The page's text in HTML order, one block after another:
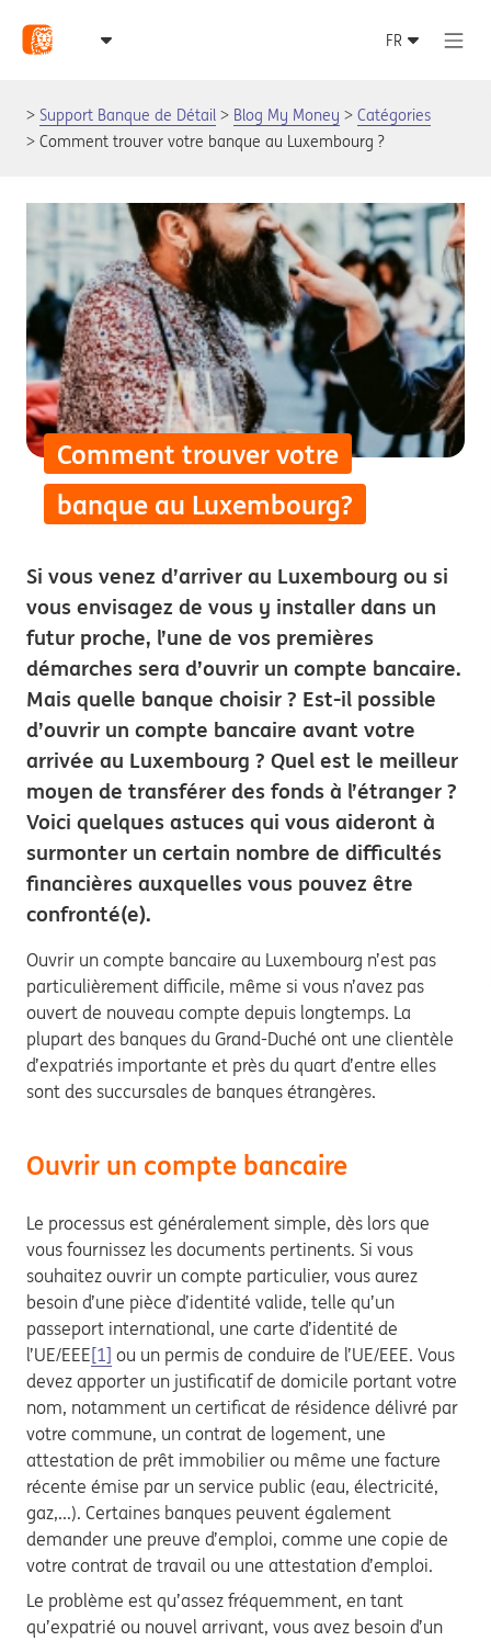
Support Banque de Détail Blog My Money
Catégories
Comment trouver votre banque au Luxembourg ?
Comment trouver votre
banque au Luxembourg?
Si vous venez d’arriver au Luxembourg ou si
vous envisagez de vous y installer dans un
futur proche, l’une de vos premières
démarches sera d’ouvrir un compte bancaire.
Mais quelle banque choisir ? Est-il possible
d’ouvrir un compte bancaire avant votre
arrivée au Luxembourg ? Quel est le meilleur
moyen de transférer des fonds à l’étranger ?
Voici quelques astuces qui vous aideront à
surmonter un certain nombre de difficultés
financières auxquelles vous pouvez être
confronté(e).
Ouvrir un compte bancaire au Luxembourg n’est pas
particulièrement difficile, même si vous n’avez pas
ouvert de nouveau compte depuis longtemps. La
plupart des banques du Grand-Duché ont une clientèle
d’expatriés importante et près du quart d’entre elles
sont des succursales de banques étrangères.
Ouvrir un compte bancaire
Le processus est généralement simple, dès lors que
vous fournissez les documents pertinents. Si vous
souhaitez ouvrir un compte particulier, vous aurez
besoin d’une pièce d’identité valide, telle qu’un
passeport international, une carte d’identité de
l’UE/EEE[1] ou un permis de conduire de l’UE/EEE. Vous
devez apporter un justificatif de domicile portant votre
nom, notamment un certificat de résidence délivré par
votre commune, un contrat de logement, une
attestation de prêt immobilier ou même une facture
récente émise par un service public (eau, électricité,
gaz,...). Certaines banques peuvent également
demander une preuve d’emploi, comme une copie de
votre contrat de travail ou une attestation d’emploi.
Le problème est qu’assez fréquemment, en tant
qu’expatrié ou nouvel arrivant, vous avez besoin d’un